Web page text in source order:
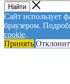
Найти
Сайт использует
браузером.
cookie.
Принять